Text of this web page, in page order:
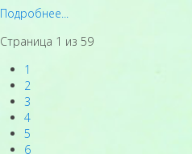
Подробнее...
Страница 1 из 59
1
2
3
4
5
6